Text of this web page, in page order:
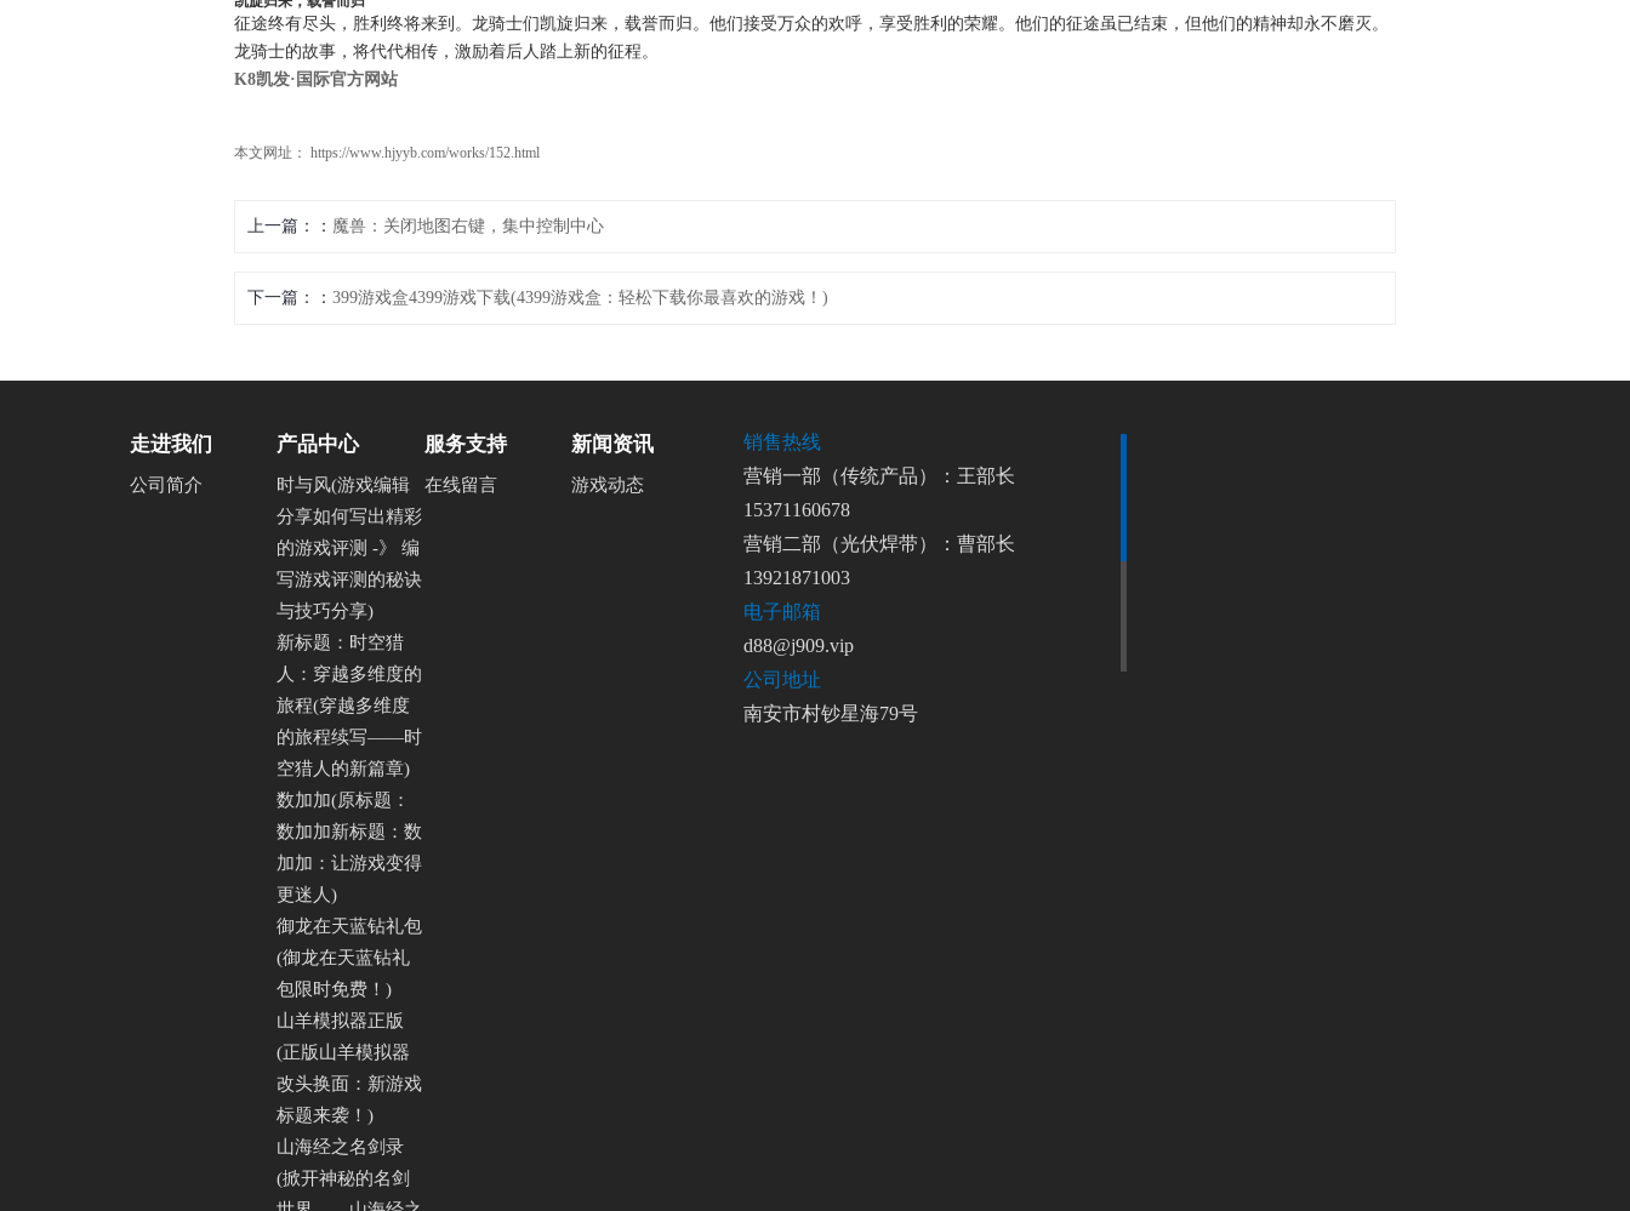
征途终有尽头，胜利终将来到。龙骑士们凯旋归来，载誉而归。他们接受万众的欢呼，享受胜利的荣耀。他们的征途虽已结束，但他们的精神却永不磨灭。
龙骑士的故事，将代代相传，激励着后人踏上新的征程。
K8凯发·国际官方网站
本文网址： https://www.hjyyb.com/works/152.html
上一篇： 魔兽：关闭地图右键，集中控制中心
下一篇： 399游戏盒4399游戏下载(4399游戏盒：轻松下载你最喜欢的游戏！)
走进我们
公司简介
产品中心
时与风(游戏编辑
分享如何写出精彩
的游戏评测 -》 编
写游戏评测的秘诀
与技巧分享)
新标题：时空猎
人：穿越多维度的
旅程(穿越多维度
的旅程续写——时
空猎人的新篇章)
数加加(原标题：
数加加新标题：数
加加：让游戏变得
更迷人)
御龙在天蓝钻礼包
(御龙在天蓝钻礼
包限时免费！)
山羊模拟器正版
(正版山羊模拟器
改头换面：新游戏
标题来袭！)
山海经之名剑录
(掀开神秘的名剑
服务支持
在线留言
新闻资讯
游戏动态
销售热线
营销一部（传统产品）：王部长
15371160678
营销二部（光伏焊带）：曹部长
13921871003
电子邮箱
d88@j909.vip
公司地址
南安市村钞星海79号